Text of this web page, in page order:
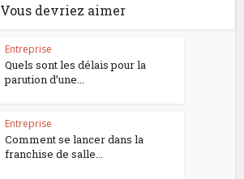
Vous devriez aimer
Entreprise
Quels sont les délais pour la
parution d’une...
Entreprise
Comment se lancer dans la
franchise de salle...